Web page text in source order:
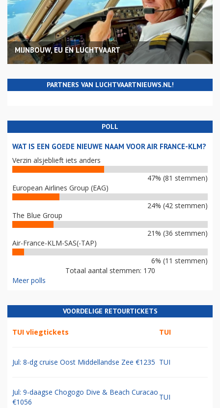
MIJNBOUW, EU EN LUCHTVAART
PARTNERS VAN LUCHTVAARTNIEUWS.NL!
POLL
WAT IS EEN GOEDE NIEUWE NAAM VOOR AIR FRANCE-KLM?
Verzin alsjeblieft iets anders
47% (81 stemmen)
European Airlines Group (EAG)
24% (42 stemmen)
The Blue Group
21% (36 stemmen)
Air-France-KLM-SAS(-TAP)
6% (11 stemmen)
Totaal aantal stemmen: 170
Meer polls
VOORDELIGE RETOURTICKETS
TUI vliegtickets TUI
Jul: 8-dg cruise Oost Middellandse Zee €1235 TUI
Jul: 9-daagse Chogogo Dive & Beach Curacao
€1056
TUI